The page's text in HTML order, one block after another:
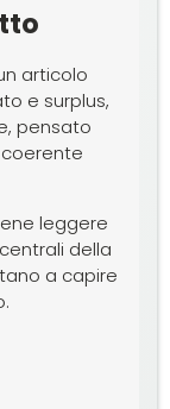
articolo
e surplus,
pensato
leggere
della
a capire